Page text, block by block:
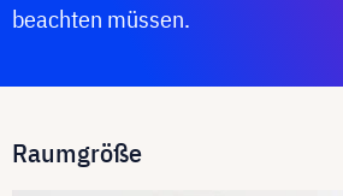
beachten müssen.
Raumgröße